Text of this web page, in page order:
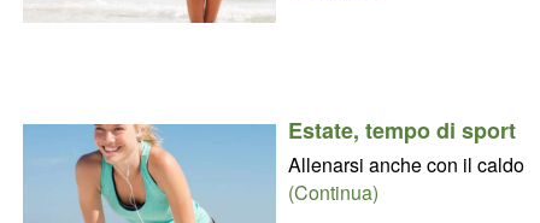
Estate, tempo di sport
Allenarsi anche con il caldo
(Continua)